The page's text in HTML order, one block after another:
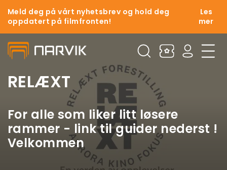
Meld deg på vårt nyhetsbrev og hold deg
oppdatert på filmfronten!
Les
mer
RELÆXT
For alle som liker litt løsere
rammer - link til guider nederst !
Velkommen